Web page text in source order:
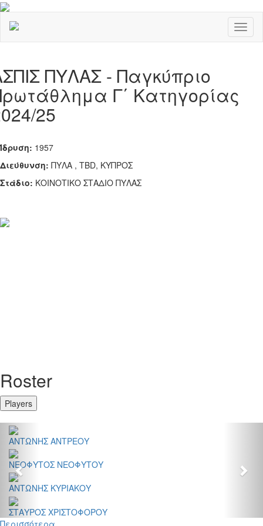
ΠΥΛΑΣ - Παγκύπριο
Γ΄ Κατηγορίας
25
Ίδρυση: 1957
Διεύθυνση: ΠΥΛΑ , TBD, ΚΥΠΡΟΣ
Στάδιο: ΚΟΙΝΟΤΙΚΟ ΣΤΑΔΙΟ ΠΥΛΑΣ
Roster
Players
ΑΝΤΩΝΗΣ ΑΝΤΡΕΟΥ
ΝΕΟΦΥΤΟΣ ΝΕΟΦΥΤΟΥ
ΑΝΤΩΝΗΣ ΚΥΡΙΑΚΟΥ
ΣΤΑΥΡΟΣ ΧΡΙΣΤΟΦΟΡΟΥ
Περισσότερα